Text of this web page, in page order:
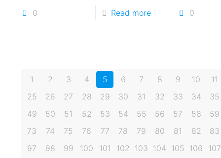
0 Read more 0
1 2 3 4 5 6 7 8 9 10
11
25
26 27 28 29 30 31 32 33 34
35
49
50 51 52 53 54 55 56 57 58
59
73
74 75 76 77 78 79 80 81 82
83
97
98 99 100 101 102 103 104 105 106
107